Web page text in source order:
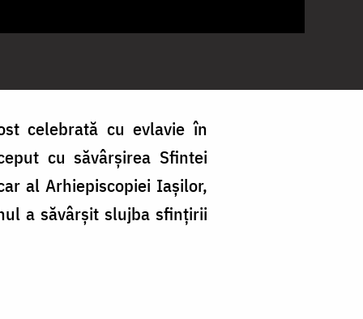
celebrată cu evlavie în
cu săvârșirea Sfintei
al Arhiepiscopiei Iașilor,
a săvârșit slujba sfințirii